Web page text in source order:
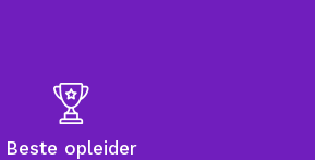
Beste opleider